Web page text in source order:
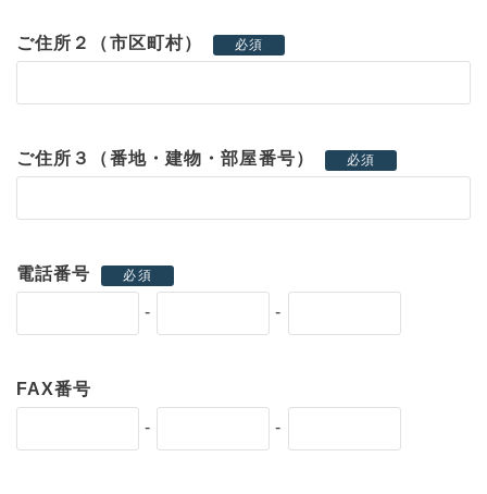
ご住所２（市区町村） 必須
ご住所３（番地・建物・部屋番号） 必須
電話番号 必須
- -
FAX番号
- -